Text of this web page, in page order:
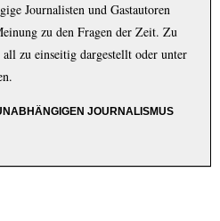
Journalisten und Gastautoren
zu den Fragen der Zeit. Zu
zu einseitig dargestellt oder unter
JOURNALISMUS